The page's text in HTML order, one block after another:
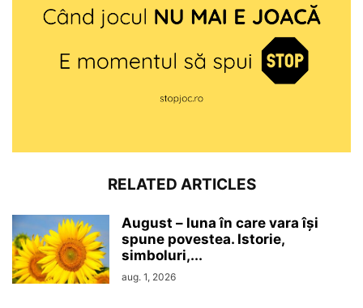
RELATED ARTICLES
August – luna în care vara își
spune povestea. Istorie,
simboluri,...
aug. 1, 2026